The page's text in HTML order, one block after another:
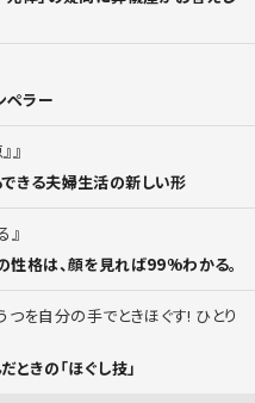
ペラー
きる夫婦生活の新しい形
格は、顔を見れば99%わかる。
を自分の手でときほぐす! ひとり
きの「ほぐし技」